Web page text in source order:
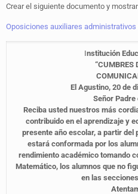
Crear el siguiente documento y
Oposiciones auxiliares administrativos
Institución
“CUMBRES
El Agustino, 20 de
Señor Padre
Reciba usted nuestros más
contribuido en el aprendizaje y
presente año escolar, a partir del
estará conformada por los
rendimiento académico tomando
Matemático, los alumnos que no
en las secciones